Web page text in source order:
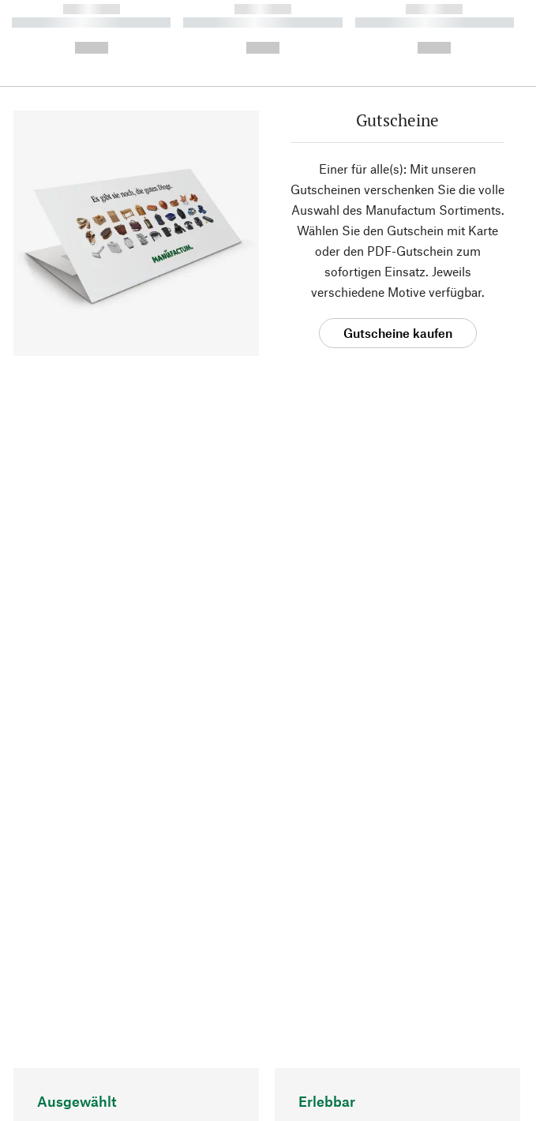
------------
----------- ----------- ----------
------------
----------- ----------- ----------
------------
----------- ----------- ----------
Gutscheine
Einer für alle(s): Mit unseren
Gutscheinen verschenken Sie die volle
Auswahl des Manufactum Sortiments.
Wählen Sie den Gutschein mit Karte
oder den PDF-Gutschein zum
sofortigen Einsatz. Jeweils
verschiedene Motive verfügbar.
Gutscheine kaufen
Ausgewählt Erlebbar